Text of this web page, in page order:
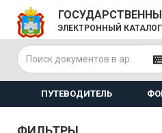
ЭЛЕКТРОННЫЙ КАТАЛОГ
ПУТЕВОДИТЕЛЬ